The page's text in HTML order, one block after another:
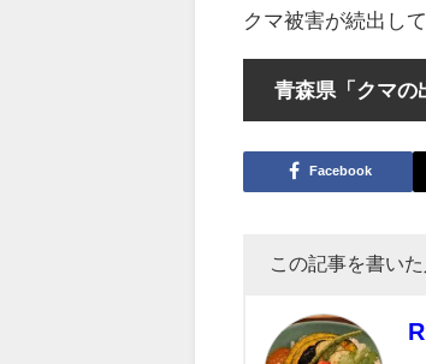
クマ被害が続出し
青森県「クマの
Facebook
この記事を書いた